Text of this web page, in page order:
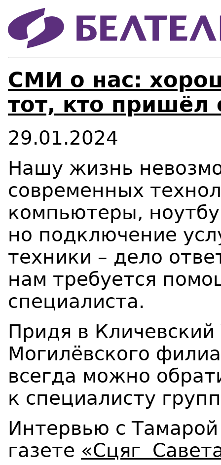
СМИ о нас:
тот, кто пришёл
29.01.2024
Нашу жизнь
современных
компьютеры,
но подключение
техники – дело
нам требуется
специалиста.
Придя в
Могилёвского
всегда можно
к специалисту
Интервью с
газете «Сцяг